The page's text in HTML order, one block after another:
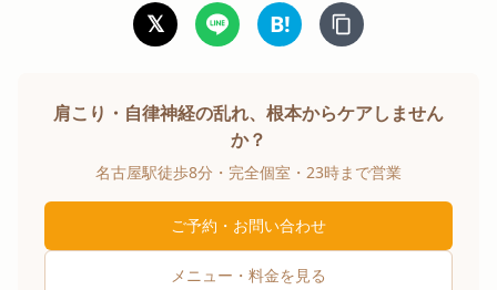
𝕏 B!
肩こり・自律神経の乱れ、根本からケアしません
か？
名古屋駅徒歩8分・完全個室・23時まで営業
ご予約・お問い合わせ
メニュー・料金を見る